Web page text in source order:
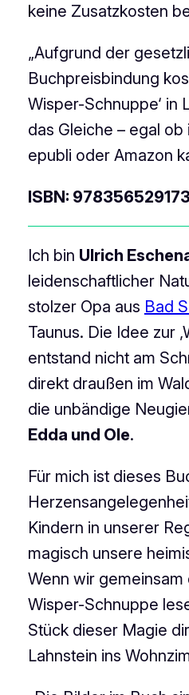
keine Zusatzkosten
„Aufgrund der
Buchpreisbindung
Wisper-Schnuppe‘ in
das Gleiche – egal
epubli oder Amazon
ISBN:
Ich bin Ulrich
leidenschaftlicher
stolzer Opa aus Bad
Taunus. Die Idee zur
entstand nicht am
direkt draußen im
die unbändige
Edda und Ole.
Für mich ist dieses
Kindern in unserer
magisch unsere
Wenn wir
Wisper-Schnuppe
Stück dieser Magie
Lahnstein ins